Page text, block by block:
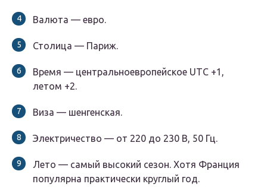
Валюта — евро.
Столица — Париж.
Время — центральноевропейское UTC +1,
летом +2.
Виза — шенгенская.
Электричество — от 220 до 230 В, 50 Гц.
Лето — самый высокий сезон. Хотя Франция
популярна практически круглый год.